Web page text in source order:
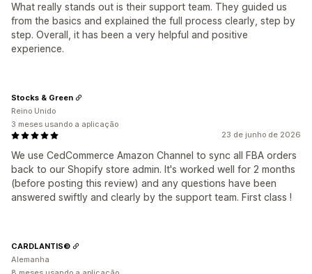
What really stands out is their support team. They guided us
from the basics and explained the full process clearly, step by
step. Overall, it has been a very helpful and positive
experience.
23 de junho de 2026
We use CedCommerce Amazon Channel to sync all FBA orders
back to our Shopify store admin. It's worked well for 2 months
(before posting this review) and any questions have been
answered swiftly and clearly by the support team. First class !
Stocks & Green
Reino Unido
3 meses usando a aplicação
CARDLANTIS©
Alemanha